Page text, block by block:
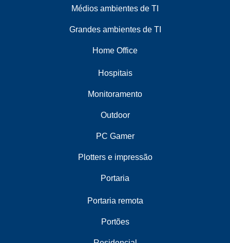
Médios ambientes de TI
Grandes ambientes de TI
Home Office
Hospitais
Monitoramento
Outdoor
PC Gamer
Plotters e impressão
Portaria
Portaria remota
Portões